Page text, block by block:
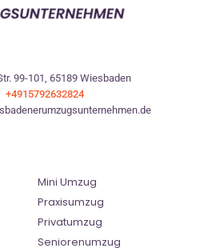
99-101, 65189 Wiesbaden
+4915792632824
Mini Umzug
Praxisumzug
Privatumzug
Seniorenumzug